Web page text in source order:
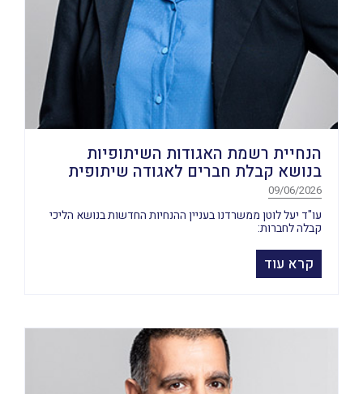
הנחיית רשמת האגודות השיתופיות
בנושא קבלת חברים לאגודה שיתופית
09/06/2026
עו"ד יעל לוטן ממשרדנו בעניין ההנחיות החדשות בנושא הליכי
קבלה לחברות:
קרא עוד